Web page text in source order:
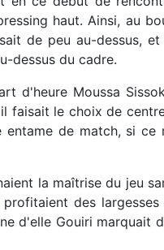
haut. Ainsi, au
de peu au-dessus,
dessus du cadre.
d'heure Moussa
faisait le choix de
entame de match, si
la maîtrise du jeu
des
d'elle Gouiri marquait